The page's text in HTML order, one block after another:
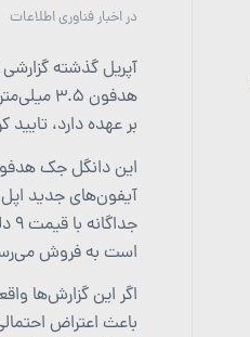
در اخبار فناوری اطلاعات
هدفون
بر عهده دارد،
آیفون‌های جدید اپل
است به فروش
اگر این گزارش‌ها